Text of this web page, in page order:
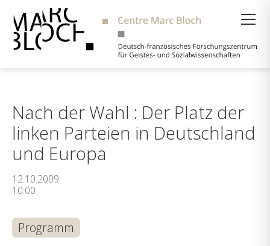
Nach der Wahl : Der Platz der
linken Parteien in Deutschland
und Europa
12.10.2009
10:00
Programm